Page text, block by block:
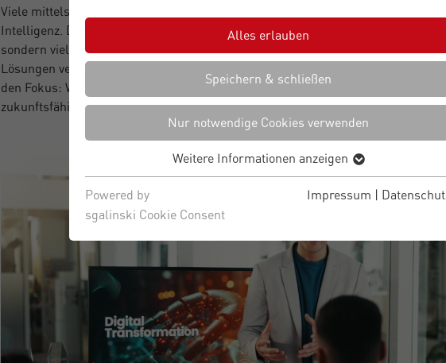
Alles erlauben
Speichern & schließen
Nur notwendige Cookies verwenden
Weitere Informationen anzeigen
Powered by
sgalinski Cookie Consent
Impressum |
Viele mittelständische Unternehmen investieren bereits in Cloud,
Intelligenz. Dennoch bleibt der erhoffte Mehrwert oft aus. Der Grund liegt
sondern vielmehr in den Strukturen dahinter. Fehlende Transparenz,
Lösungen verhindern, dass Digitalisierung ihr volles Potenzial entfaltet. Damit
den Fokus: Wie lassen sich Services und Prozesse so gestalten, dass sie
zukunftsfähig sind?